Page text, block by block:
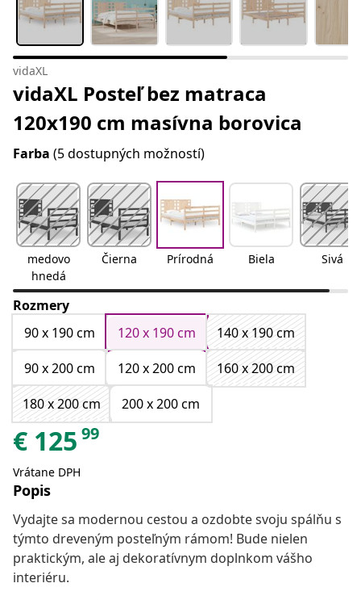
vidaXL
vidaXL Posteľ bez matraca
120x190 cm masívna borovica
Farba (5 dostupných možností)
medovo
hnedá
Čierna Prírodná Biela Sivá
Rozmery
90 x 190 cm
120 x 190 cm
140 x 190 cm
90 x 200 cm
120 x 200 cm
160 x 200 cm
180 x 200 cm
200 x 200 cm
€ 125 99
Vrátane DPH
Popis
Vydajte sa modernou cestou a ozdobte svoju spálňu s
týmto dreveným posteľným rámom! Bude nielen
praktickým, ale aj dekoratívnym doplnkom vášho
interiéru.